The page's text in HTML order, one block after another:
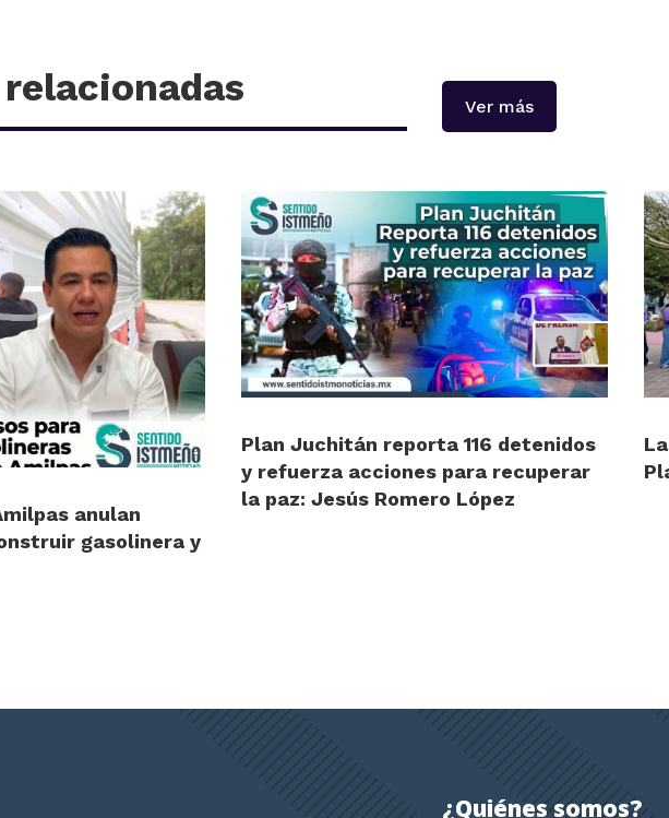
Ver más
anulan
gasolinera y
Plan Juchitán reporta 116 detenidos
y refuerza acciones para recuperar
la paz: Jesús Romero López
¿Quiénes somos?